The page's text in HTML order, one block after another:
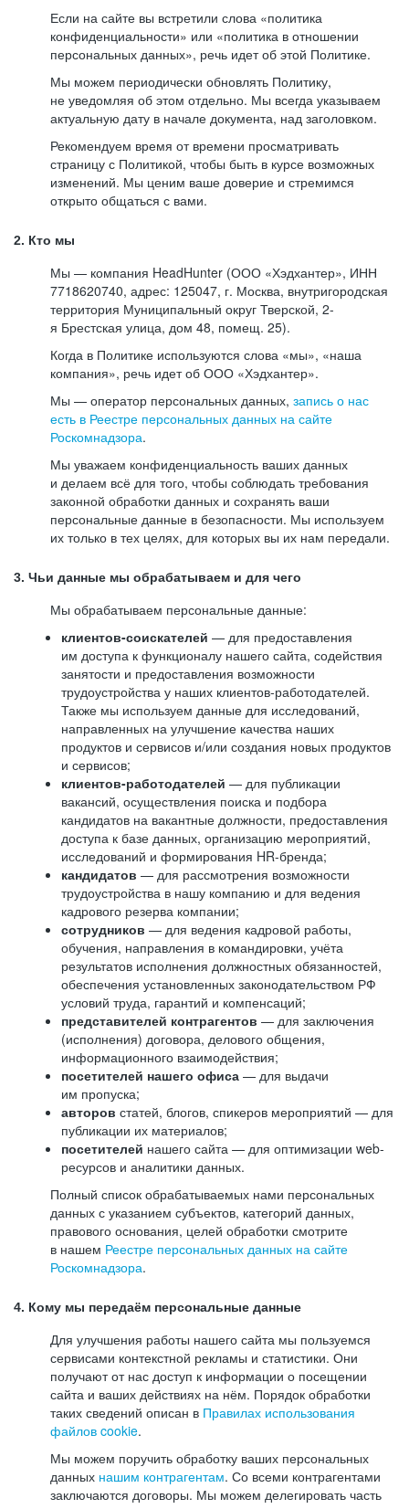
Если на сайте вы встретили слова «политика
конфиденциальности» или «политика в отношении
персональных данных», речь идет об этой Политике.
Мы можем периодически обновлять Политику,
не уведомляя об этом отдельно. Мы всегда указываем
актуальную дату в начале документа, над заголовком.
Рекомендуем время от времени просматривать
страницу с Политикой, чтобы быть в курсе возможных
изменений. Мы ценим ваше доверие и стремимся
открыто общаться с вами.
2. Кто мы
Мы — компания HeadHunter (ООО «Хэдхантер», ИНН
7718620740, адрес: 125047, г. Москва, внутригородская
территория Муниципальный округ Тверской, 2-
я Брестская улица, дом 48, помещ. 25).
Когда в Политике используются слова «мы», «наша
компания», речь идет об ООО «Хэдхантер».
Мы — оператор персональных данных, запись о нас
есть в Реестре персональных данных на сайте
Роскомнадзора.
Мы уважаем конфиденциальность ваших данных
и делаем всё для того, чтобы соблюдать требования
законной обработки данных и сохранять ваши
персональные данные в безопасности. Мы используем
их только в тех целях, для которых вы их нам передали.
3. Чьи данные мы обрабатываем и для чего
Мы обрабатываем персональные данные:
клиентов-соискателей — для предоставления
им доступа к функционалу нашего сайта, содействия
занятости и предоставления возможности
трудоустройства у наших клиентов-работодателей.
Также мы используем данные для исследований,
направленных на улучшение качества наших
продуктов и сервисов и/или создания новых продуктов
и сервисов;
клиентов-работодателей — для публикации
вакансий, осуществления поиска и подбора
кандидатов на вакантные должности, предоставления
доступа к базе данных, организацию мероприятий,
исследований и формирования HR-бренда;
кандидатов — для рассмотрения возможности
трудоустройства в нашу компанию и для ведения
кадрового резерва компании;
сотрудников — для ведения кадровой работы,
обучения, направления в командировки, учёта
результатов исполнения должностных обязанностей,
обеспечения установленных законодательством РФ
условий труда, гарантий и компенсаций;
представителей контрагентов — для заключения
(исполнения) договора, делового общения,
информационного взаимодействия;
посетителей нашего офиса — для выдачи
им пропуска;
авторов статей, блогов, спикеров мероприятий — для
публикации их материалов;
посетителей нашего сайта — для оптимизации web-
ресурсов и аналитики данных.
Полный список обрабатываемых нами персональных
данных с указанием субъектов, категорий данных,
правового основания, целей обработки смотрите
в нашем Реестре персональных данных на сайте
Роскомнадзора.
4. Кому мы передаём персональные данные
Для улучшения работы нашего сайта мы пользуемся
сервисами контекстной рекламы и статистики. Они
получают от нас доступ к информации о посещении
сайта и ваших действиях на нём. Порядок обработки
таких сведений описан в Правилах использования
файлов cookie.
Мы можем поручить обработку ваших персональных
данных нашим контрагентам. Со всеми контрагентами
заключаются договоры. Мы можем делегировать часть